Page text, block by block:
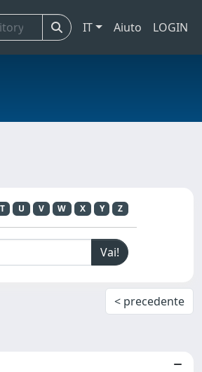
IT Aiuto LOGIN
T U V W X Y Z
< precedente